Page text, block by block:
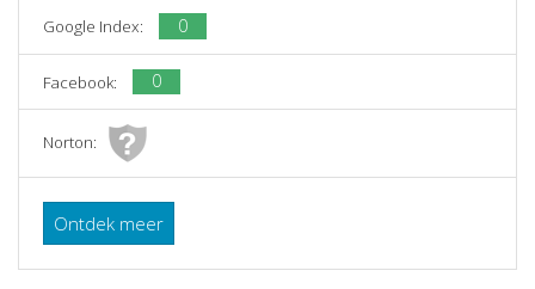
Google Index: 0
Facebook: 0
Norton:
Ontdek meer